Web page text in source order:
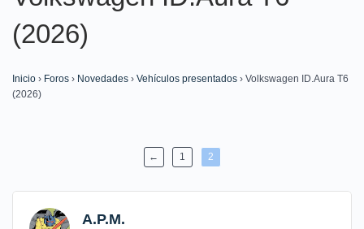
(2026)
Inicio › Foros › Novedades › Vehículos presentados › Volkswagen ID.Aura T6
(2026)
← 1 2
A.P.M.